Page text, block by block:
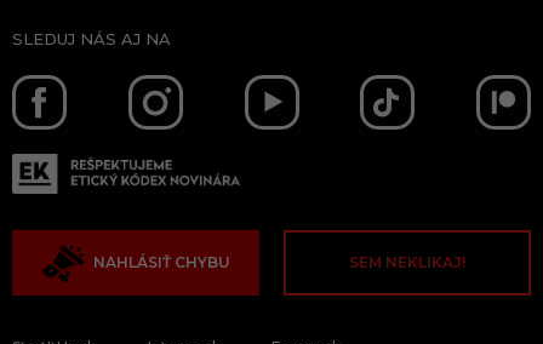
SLEDUJ NÁS AJ NA
NAHLÁSIŤ CHYBU SEM NEKLIKAJ!